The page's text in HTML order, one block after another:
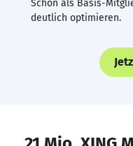
Schon als Basis-
deutlich optimieren.